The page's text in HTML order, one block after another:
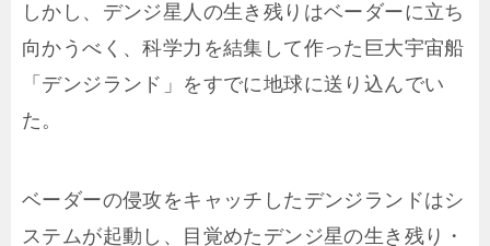
しかし、デンジ星人の生き残りはベーダーに立ち
向かうべく、科学力を結集して作った巨大宇宙船
「デンジランド」をすでに地球に送り込んでい
た。
ベーダーの侵攻をキャッチしたデンジランドはシ
ステムが起動し、目覚めたデンジ星の生き残り・